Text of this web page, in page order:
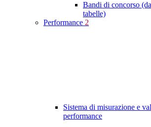
Bandi di concorso
tabelle)
Performance 2
Sistema di misurazione e
performance